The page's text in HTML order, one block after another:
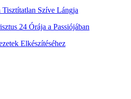
Szíve Lángja
24 Órája a Passiójában
Elkészítéséhez